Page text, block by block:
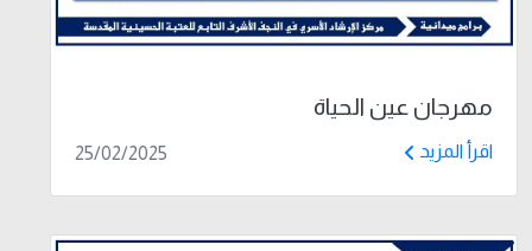
مهرجان عين الحياة
اقرأ المزيد 25/02/2025